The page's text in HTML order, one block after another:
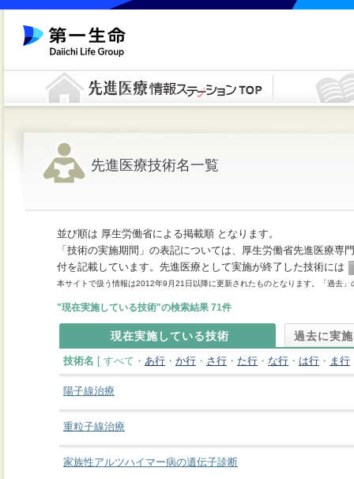
先進医療技術名一覧
並び順は 厚生労働省による掲載順 となります。
「技術の実施期間」の表記については、厚生労働省先進医療
付を記載しています。先進医療として実施が終了した技術には
本サイトで扱う情報は2012年9月21日以降に更新されたものとなります。「過去
"現在実施している技術"の検索結果 71件
現在実施している技術 過去に実
技術名 [ すべて・ あ行 ・ か行 ・ さ行 ・ た行 ・ な行 ・ は行 ・ ま行
陽子線治療
重粒子線治療
家族性アルツハイマー病の遺伝子診断